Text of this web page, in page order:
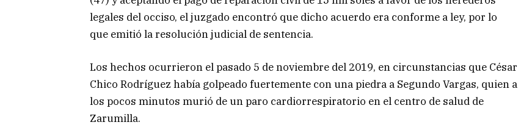
legales del occiso, el juzgado encontró que dicho acuerdo era conforme a ley, por lo
que emitió la resolución judicial de sentencia.
Los hechos ocurrieron el pasado 5 de noviembre del 2019, en circunstancias que César
Chico Rodríguez había golpeado fuertemente con una piedra a Segundo Vargas, quien a
los pocos minutos murió de un paro cardiorrespiratorio en el centro de salud de
Zarumilla.